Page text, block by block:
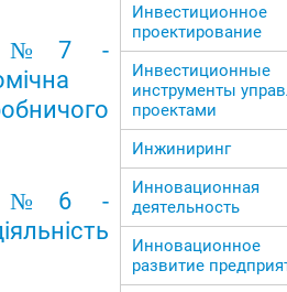
№7 -
№6 -
Инвестиционное
проектирование
Инвестиционные
инструменты
проектами
Инжиниринг
Инновационная
деятельность
Инновационное
развитие